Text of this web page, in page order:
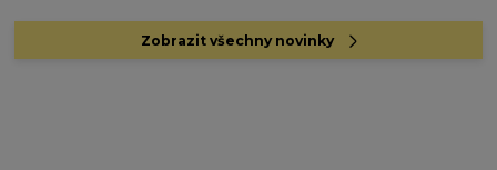
Zobrazit všechny novinky